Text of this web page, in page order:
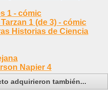
1 - cómic
1 (de 3) - cómic
Historias de Ciencia
Napier 4
adquirieron también...